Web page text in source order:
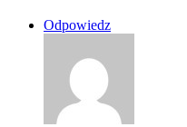
Odpowiedz